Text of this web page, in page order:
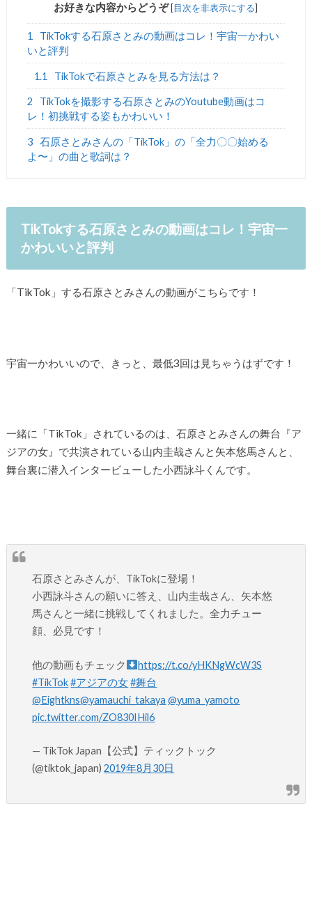
お好きな内容からどうぞ[目次を非表示にする]
1
TikTokする石原さとみの動画はコレ！宇宙一かわい
いと評判
1.1 TikTokで石原さとみを見る方法は？
2
TikTokを撮影する石原さとみのYoutube動画はコ
レ！初挑戦する姿もかわいい！
3 石原さとみさんの「TikTok」の「全力〇〇始める
よ〜」の曲と歌詞は？
TikTokする石原さとみの動画はコレ！宇宙一
かわいいと評判
「TikTok」する石原さとみさんの動画がこちらです！
宇宙一かわいいので、きっと、最低3回は見ちゃうはずです！
一緒に「TikTok」されているのは、石原さとみさんの舞台『ア
ジアの女』で共演されている山内圭哉さんと矢本悠馬さんと、
舞台裏に潜入インタービューした小西詠斗くんです。
石原さとみさんが、TikTokに登場！
小西詠斗さんの願いに答え、山内圭哉さん、矢本悠
馬さんと一緒に挑戦してくれました。全力チュー
顔、必見です！
他の動画もチェック
https://t.co/yHKNgWcW3S
#TikTok #アジアの女 #舞台
@Eightkns@yamauchi_takaya @yuma_yamoto
pic.twitter.com/ZO830IHil6
— TikTok Japan【公式】ティックトック
(@tiktok_japan)2019年8月30日